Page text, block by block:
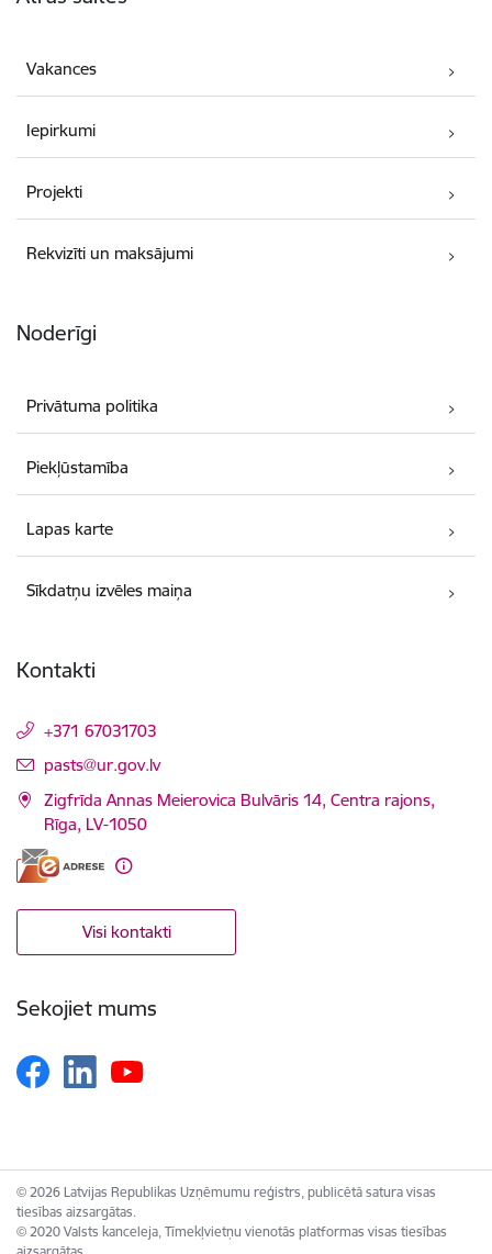
Vakances
Iepirkumi
Projekti
Rekvizīti un maksājumi
Noderīgi
Privātuma politika
Piekļūstamība
Lapas karte
Sīkdatņu izvēles maiņa
Kontakti
+371 67031703
E-pasts:
pasts@ur.gov.lv
Zigfrīda Annas Meierovica Bulvāris 14, Centra rajons,
Rīga, LV-1050
Visi kontakti
Sekojiet mums
© 2026 Latvijas Republikas Uzņēmumu reģistrs, publicētā satura visas
tiesības aizsargātas.
© 2020 Valsts kanceleja, Tīmekļvietņu vienotās platformas visas tiesības